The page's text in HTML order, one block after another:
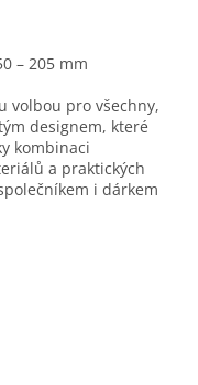
– 205 mm
volbou pro všechny,
designem, které
kombinaci
a praktických
i dárkem